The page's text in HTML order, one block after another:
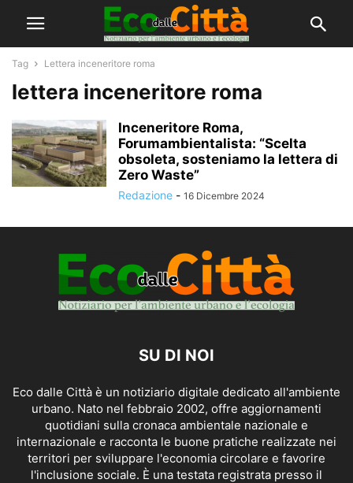
Tag Lettera inceneritore roma
lettera inceneritore roma
Inceneritore Roma,
Forumambientalista: “Scelta
obsoleta, sosteniamo la lettera di
Zero Waste”
Redazione - 16 Dicembre 2024
SU DI NOI
Eco dalle Città è un notiziario digitale dedicato all'ambiente
urbano. Nato nel febbraio 2002, offre aggiornamenti
quotidiani sulla cronaca ambientale nazionale e
internazionale e racconta le buone pratiche realizzate nei
territori per sviluppare l'economia circolare e favorire
l'inclusione sociale. È una testata registrata presso il